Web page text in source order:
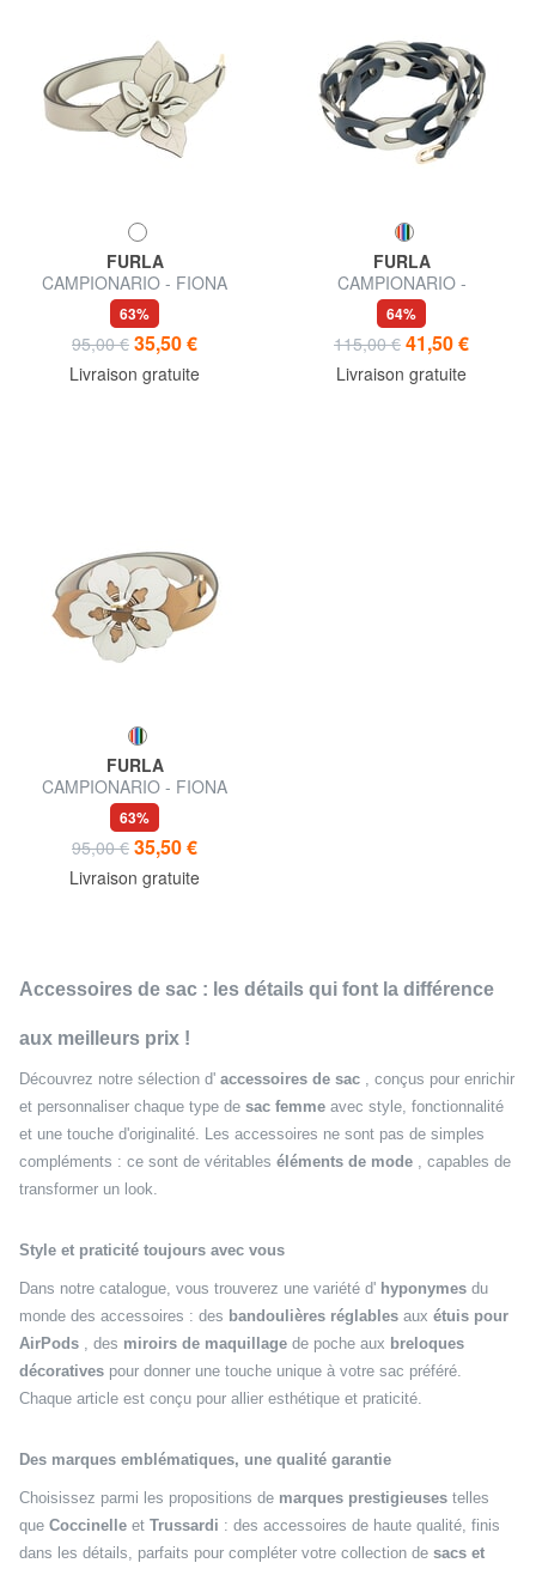
FURLA
CAMPIONARIO - FIONA
Bandoulière ornée
63%
95,00 € 35,50 €
Livraison gratuite
FURLA
CAMPIONARIO -
MYSHOULDER bandoulière
en cuir
64%
115,00 € 41,50 €
Livraison gratuite
FURLA
CAMPIONARIO - FIONA
bandoulière en cuir
63%
95,00 € 35,50 €
Livraison gratuite
Accessoires de sac : les détails qui font la différence
aux meilleurs prix !
Découvrez notre sélection d' accessoires de sac , conçus pour enrichir
et personnaliser chaque type de sac femme avec style, fonctionnalité
et une touche d'originalité. Les accessoires ne sont pas de simples
compléments : ce sont de véritables éléments de mode , capables de
transformer un look.
Style et praticité toujours avec vous
Dans notre catalogue, vous trouverez une variété d' hyponymes du
monde des accessoires : des bandoulières réglables aux étuis pour
AirPods , des miroirs de maquillage de poche aux breloques
décoratives pour donner une touche unique à votre sac préféré.
Chaque article est conçu pour allier esthétique et praticité.
Des marques emblématiques, une qualité garantie
Choisissez parmi les propositions de marques prestigieuses telles
que Coccinelle et Trussardi : des accessoires de haute qualité, finis
dans les détails, parfaits pour compléter votre collection de sacs et